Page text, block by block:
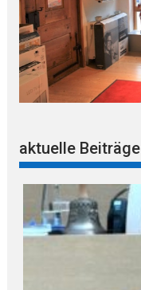
aktuelle Beiträge